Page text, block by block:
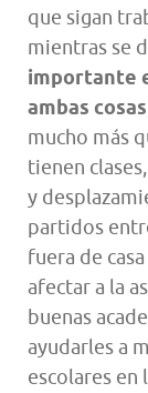
que sigan
mientras se
importante
ambas cosas
mucho más
tienen
y
partidos
fuera de
afectar a la
buenas
ayudarles a
escolares